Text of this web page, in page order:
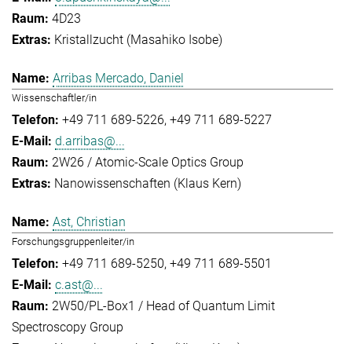
4D23
Kristallzucht (Masahiko Isobe)
Arribas Mercado, Daniel
Wissenschaftler/in
+49 711 689-5226 +49 711 689-5227
d.arribas@...
2W26 / Atomic-Scale Optics Group
Nanowissenschaften (Klaus Kern)
Ast, Christian
Forschungsgruppenleiter/in
+49 711 689-5250 +49 711 689-5501
c.ast@...
2W50/PL-Box1 / Head of Quantum Limit
Spectroscopy Group